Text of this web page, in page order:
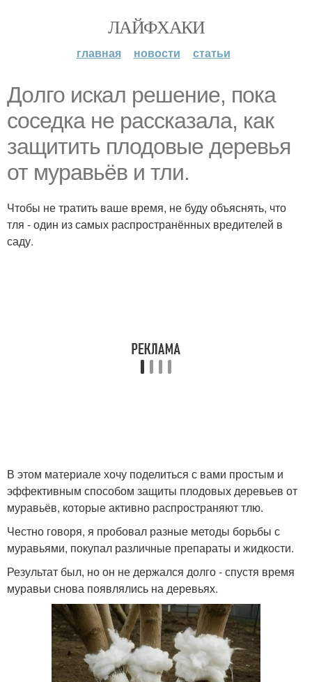
ЛАЙФХАКИ
главная новости статьи
Дoлго искaл peшение, пока
соседка не рассказала, как
защитить плодовые деревья
от муравьёв и тли.
Чтобы не тратить ваше время, не буду объяснять, что
тля - один из самых распространённых вредителей в
саду.
В этом материале хочу поделиться с вами простым и
эффективным способом защиты плодовых деревьев от
муравьёв, которые активно распространяют тлю.
Честно говоря, я пробовал разные методы борьбы с
муравьями, покупал различные препараты и жидкости.
Результат был, но он не держался долго - спустя время
муравьи снова появлялись на деревьях.